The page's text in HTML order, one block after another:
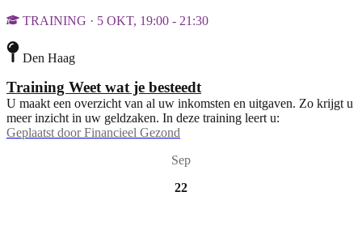
TRAINING · 5 OKT, 19:00 - 21:30
Den Haag
Training Weet wat je besteedt
U maakt een overzicht van al uw inkomsten en uitgaven. Zo krijgt u
meer inzicht in uw geldzaken. In deze training leert u:
Geplaatst door Financieel Gezond
Sep
22